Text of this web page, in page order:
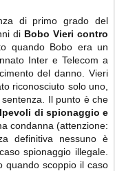
di primo grado del
di Bobo Vieri contro
quando Bobo era un
Inter e Telecom a
del danno. Vieri
riconosciuto solo uno,
Il punto è che
di spionaggio e
condanna (attenzione:
definitiva nessuno è
spionaggio illegale.
quando scoppio il caso